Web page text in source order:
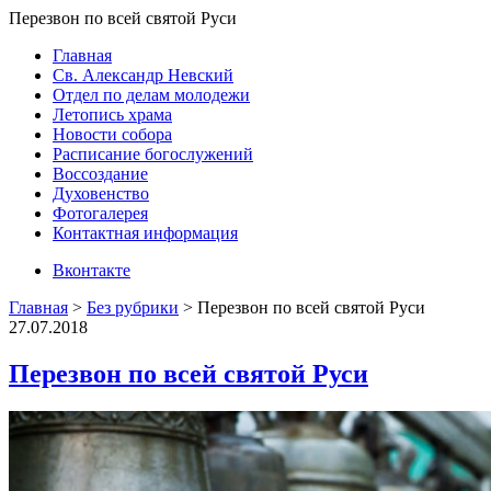
Перезвон по всей святой Руси
Главная
Св. Александр Невский
Отдел по делам молодежи
Летопись храма
Новости собора
Расписание богослужений
Воссоздание
Духовенство
Фотогалерея
Контактная информация
Вконтакте
Главная > Без рубрики > Перезвон по всей святой Руси
27.07.2018
Перезвон по всей святой Руси